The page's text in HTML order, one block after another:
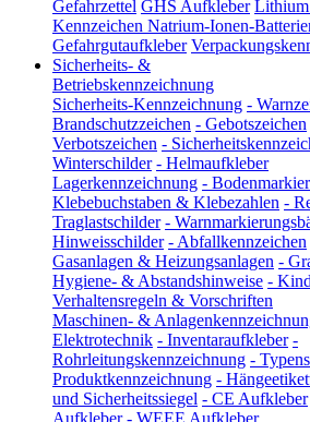
Gefahrzettel GHS Aufkleber
Kennzeichen Natrium-Ionen-
Gefahrgutaufkleber
Sicherheits- &
Betriebskennzeichnung
Sicherheits-Kennzeichnung -
Brandschutzzeichen - Gebotszeichen
Verbotszeichen -
Winterschilder - Helmaufkleber
Lagerkennzeichnung -
Klebebuchstaben & Klebezahlen -
Traglastschilder -
Hinweisschilder - Abfallkennzeichen
Gasanlagen & Heizungsanlagen -
Hygiene- & Abstandshinweise -
Verhaltensregeln & Vorschriften
Maschinen- &
Elektrotechnik - Inventaraufkleber -
Rohrleitungskennzeichnung -
Produktkennzeichnung -
und Sicherheitssiegel - CE Aufkleber
Aufkleber - WEEE Aufkleber